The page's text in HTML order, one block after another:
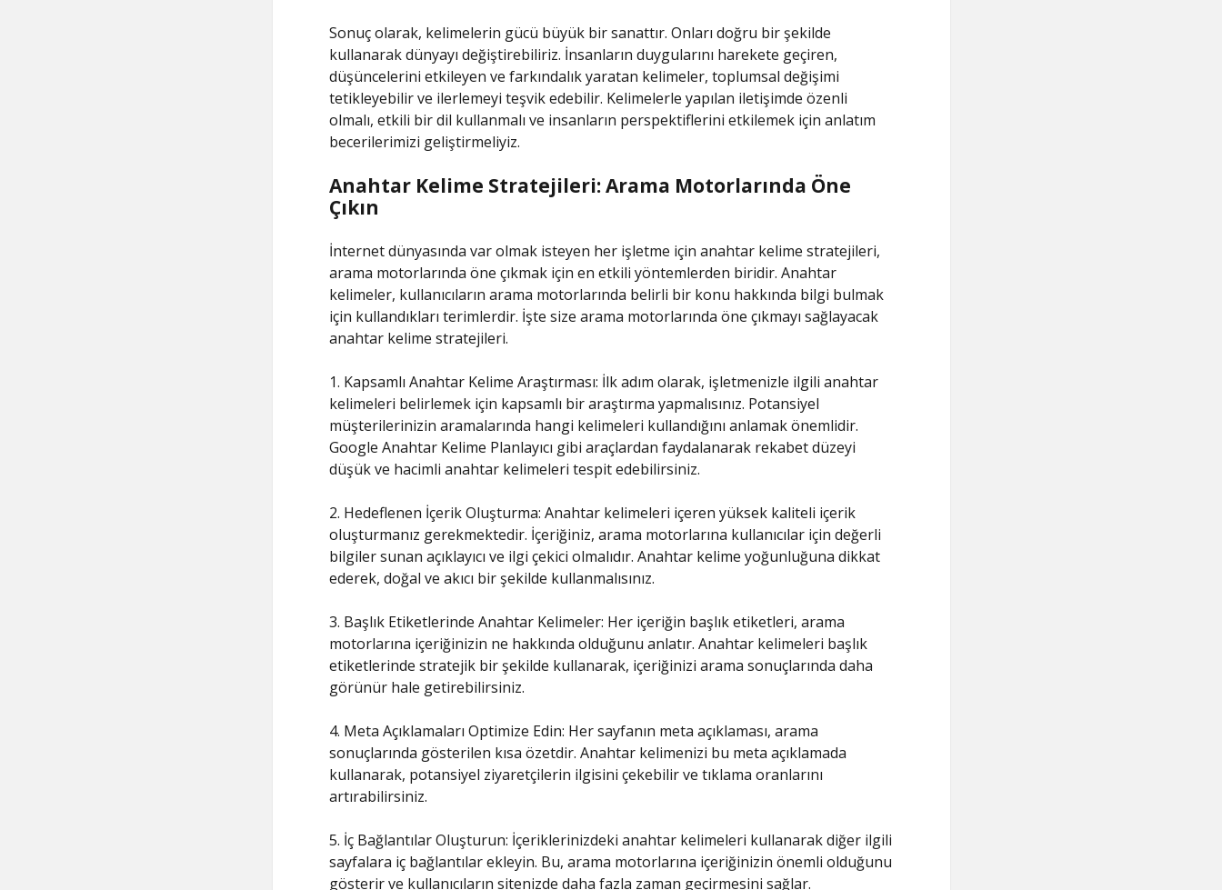
Sonuç olarak, kelimelerin gücü büyük bir sanattır. Onları doğru bir şekilde
kullanarak dünyayı değiştirebiliriz. İnsanların duygularını harekete geçiren,
düşüncelerini etkileyen ve farkındalık yaratan kelimeler, toplumsal değişimi
tetikleyebilir ve ilerlemeyi teşvik edebilir. Kelimelerle yapılan iletişimde özenli
olmalı, etkili bir dil kullanmalı ve insanların perspektiflerini etkilemek için anlatım
becerilerimizi geliştirmeliyiz.
Anahtar Kelime Stratejileri: Arama Motorlarında Öne
Çıkın
İnternet dünyasında var olmak isteyen her işletme için anahtar kelime stratejileri,
arama motorlarında öne çıkmak için en etkili yöntemlerden biridir. Anahtar
kelimeler, kullanıcıların arama motorlarında belirli bir konu hakkında bilgi bulmak
için kullandıkları terimlerdir. İşte size arama motorlarında öne çıkmayı sağlayacak
anahtar kelime stratejileri.
1. Kapsamlı Anahtar Kelime Araştırması: İlk adım olarak, işletmenizle ilgili anahtar
kelimeleri belirlemek için kapsamlı bir araştırma yapmalısınız. Potansiyel
müşterilerinizin aramalarında hangi kelimeleri kullandığını anlamak önemlidir.
Google Anahtar Kelime Planlayıcı gibi araçlardan faydalanarak rekabet düzeyi
düşük ve hacimli anahtar kelimeleri tespit edebilirsiniz.
2. Hedeflenen İçerik Oluşturma: Anahtar kelimeleri içeren yüksek kaliteli içerik
oluşturmanız gerekmektedir. İçeriğiniz, arama motorlarına kullanıcılar için değerli
bilgiler sunan açıklayıcı ve ilgi çekici olmalıdır. Anahtar kelime yoğunluğuna dikkat
ederek, doğal ve akıcı bir şekilde kullanmalısınız.
3. Başlık Etiketlerinde Anahtar Kelimeler: Her içeriğin başlık etiketleri, arama
motorlarına içeriğinizin ne hakkında olduğunu anlatır. Anahtar kelimeleri başlık
etiketlerinde stratejik bir şekilde kullanarak, içeriğinizi arama sonuçlarında daha
görünür hale getirebilirsiniz.
4. Meta Açıklamaları Optimize Edin: Her sayfanın meta açıklaması, arama
sonuçlarında gösterilen kısa özetdir. Anahtar kelimenizi bu meta açıklamada
kullanarak, potansiyel ziyaretçilerin ilgisini çekebilir ve tıklama oranlarını
artırabilirsiniz.
5. İç Bağlantılar Oluşturun: İçeriklerinizdeki anahtar kelimeleri kullanarak diğer ilgili
sayfalara iç bağlantılar ekleyin. Bu, arama motorlarına içeriğinizin önemli olduğunu
gösterir ve kullanıcıların sitenizde daha fazla zaman geçirmesini sağlar.